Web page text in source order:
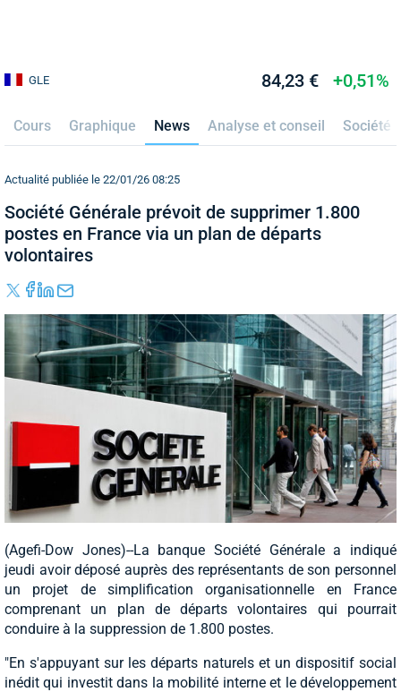
GLE 84,23 € +0,51%
Cours Graphique News Analyse et conseil Société
Actualité publiée le 22/01/26 08:25
Société Générale prévoit de supprimer 1.800
postes en France via un plan de départs
volontaires
(Agefi-Dow Jones)--La banque Société Générale a indiqué
jeudi avoir déposé auprès des représentants de son personnel
un projet de simplification organisationnelle en France
comprenant un plan de départs volontaires qui pourrait
conduire à la suppression de 1.800 postes.
"En s'appuyant sur les départs naturels et un dispositif social
inédit qui investit dans la mobilité interne et le développement